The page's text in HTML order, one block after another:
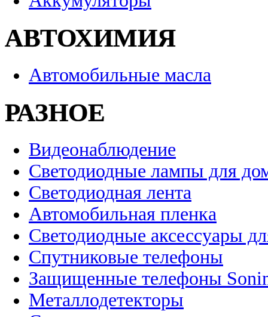
АВТОХИМИЯ
Автомобильные масла
РАЗНОЕ
Видеонаблюдение
Светодиодные лампы для
Светодиодная лента
Автомобильная пленка
Светодиодные аксессуары
Спутниковые телефоны
Защищенные телефоны
Металлодетекторы